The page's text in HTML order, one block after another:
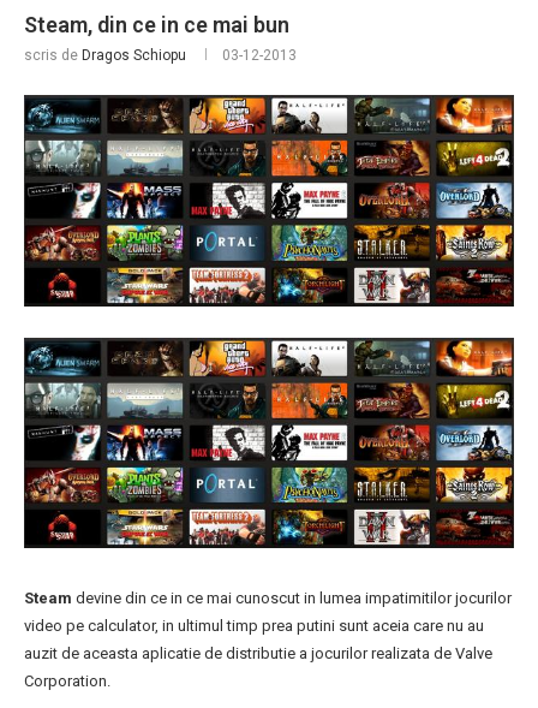
Steam, din ce in ce mai bun
scris de Dragos Schiopu 03-12-2013
Steam devine din ce in ce mai cunoscut in lumea impatimitilor jocurilor
video pe calculator, in ultimul timp prea putini sunt aceia care nu au
auzit de aceasta aplicatie de distributie a jocurilor realizata de Valve
Corporation.